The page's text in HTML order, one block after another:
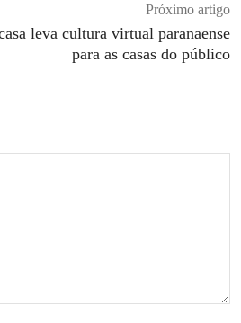
Próximo artigo
leva cultura virtual paranaense
para as casas do público